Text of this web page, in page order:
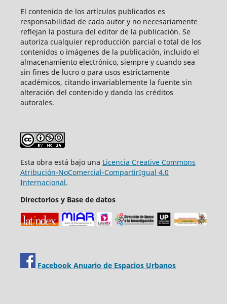
El contenido de los artículos publicados es
responsabilidad de cada autor y no necesariamente
reflejan la postura del editor de la publicación. Se
autoriza cualquier reproducción parcial o total de los
contenidos o imágenes de la publicación, incluido el
almacenamiento electrónico, siempre y cuando sea
sin fines de lucro o para usos estrictamente
académicos, citando invariablemente la fuente sin
alteración del contenido y dando los créditos
autorales.
Esta obra está bajo una Licencia Creative Commons
Atribución-NoComercial-CompartirIgual 4.0
Internacional.
Directorios y Base de datos
Facebook Anuario de Espacios Urbanos